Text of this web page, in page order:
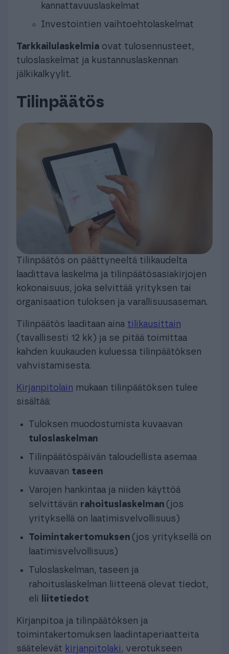
kannattavuuslaskelmat
Investointien vaihtoehtolaskelmat
Tarkkailulaskelmia ovat tulosennusteet,
tuloslaskelmat ja kustannuslaskennan
jälkikalkyylit.
Tilinpäätös
Tilinpäätös on päättyneeltä tilikaudelta
laadittava laskelma ja tilinpäätösasiakirjojen
kokonaisuus, joka selvittää yrityksen tai
organisaation tuloksen ja varallisuusaseman.
Tilinpäätös laaditaan aina tilikausittain
(tavallisesti 12 kk) ja se pitää toimittaa
kahden kuukauden kuluessa tilinpäätöksen
vahvistamisesta.
Kirjanpitolain mukaan tilinpäätöksen tulee
sisältää:
Tuloksen muodostumista kuvaavan
tuloslaskelman
Tilinpäätöspäivän taloudellista asemaa
kuvaavan taseen
Varojen hankintaa ja niiden käyttöä
selvittävän rahoituslaskelman (jos
yrityksellä on laatimisvelvollisuus)
Toimintakertomuksen (jos yrityksellä on
laatimisvelvollisuus)
Tuloslaskelman, taseen ja
rahoituslaskelman liitteenä olevat tiedot,
eli
liitetiedot
Kirjanpitoa ja tilinpäätöksen ja
toimintakertomuksen laadintaperiaatteita
säätelevät kirjanpitolaki , verotukseen